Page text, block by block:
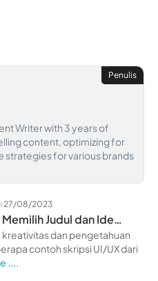
Penulis
Writer with 3 years of
content, optimizing for
strategies for various brands
27/08/2023
Judul dan Ide
dan pengetahuan
contoh skripsi UI/UX dari
....